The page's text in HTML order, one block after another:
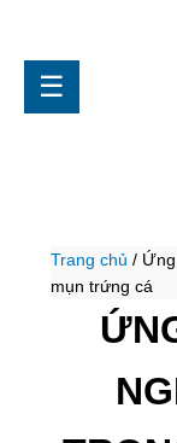
☰
Trang chủ /
mụn trứng cá